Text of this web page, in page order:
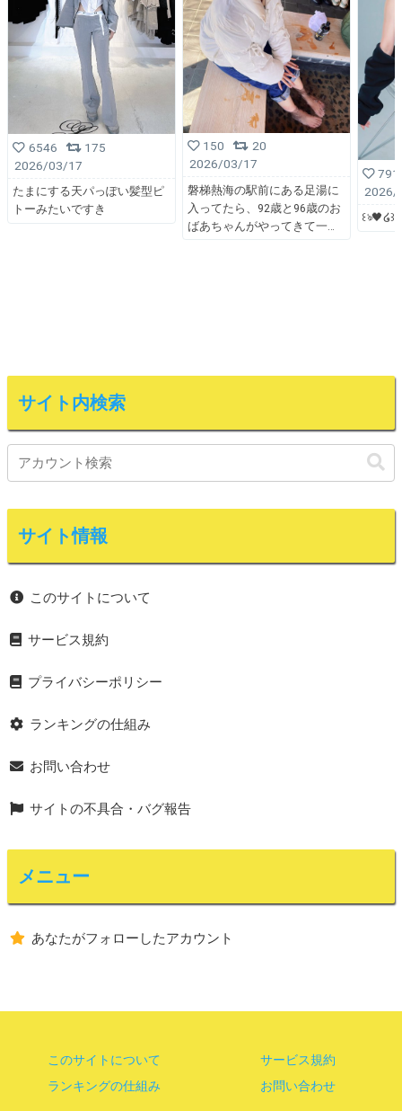
6546
175
2026/03/17
たまにする天パっぽい髪型ピ
トーみたいですき
150
20
2026/03/17
磐梯熱海の駅前にある足湯に
入ってたら、92歳と96歳のお
ばあちゃんがやってきて一
791
2026/
꒰ঌ🖤໒꒱
サイト内検索
サイト情報
このサイトについて
サービス規約
プライバシーポリシー
ランキングの仕組み
お問い合わせ
サイトの不具合・バグ報告
メニュー
あなたがフォローしたアカウント
このサイトについて
サービス規約
ランキングの仕組み
お問い合わせ